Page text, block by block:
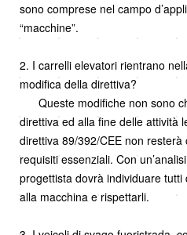
sono comprese nel campo
“macchine”.
2. I carrelli elevatori rientrano
modifica della direttiva?
Queste modifiche non sono
direttiva ed alla fine delle attività
direttiva 89/392/CEE non
requisiti essenziali. Con
progettista dovrà individuare
alla macchina e rispettarli.